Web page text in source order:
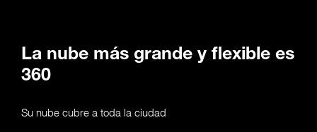
La nube más grande y flexible es
360
Su nube cubre a toda la ciudad